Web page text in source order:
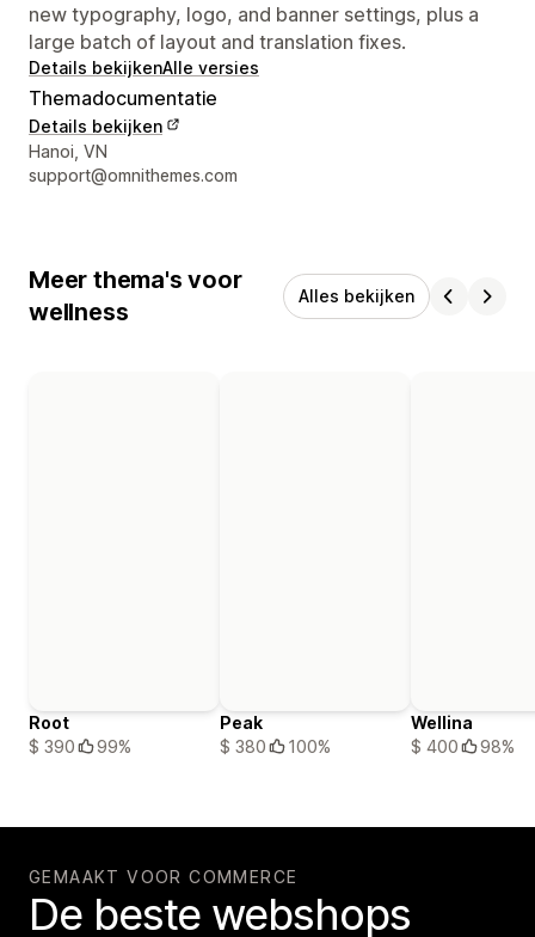
new typography, logo, and banner settings, plus a
large batch of layout and translation fixes.
Details bekijkenAlle versies
Themadocumentatie
Details bekijken
Contactgegevens ontwerper
Hanoi, VN
support@omnithemes.com
Meer thema's voor
wellness
Alles bekijken
Root
$ 390
99%
Peak
$ 380
100%
Wellina
$ 400
98%
GEMAAKT VOOR COMMERCE
De beste webshops